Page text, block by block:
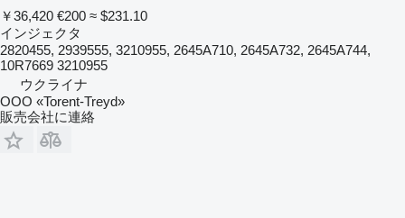
￥36,420 €200 ≈ $231.10
インジェクタ
2820455, 2939555, 3210955, 2645A710, 2645A732, 2645A744,
10R7669 3210955
ウクライナ
OOO «Torent-Treyd»
販売会社に連絡